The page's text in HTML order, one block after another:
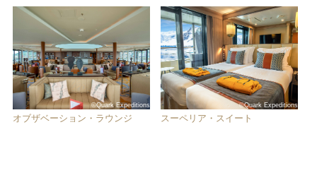
©Quark Expeditions
オブザベーション・ラウンジ
©Quark Expeditions
スーペリア・スイート